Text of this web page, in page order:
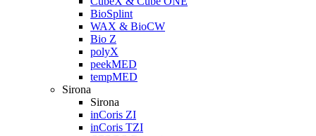
BioSplint
WAX & BioCW
Bio Z
polyX
peekMED
tempMED
Sirona
Sirona
inCoris ZI
inCoris TZI